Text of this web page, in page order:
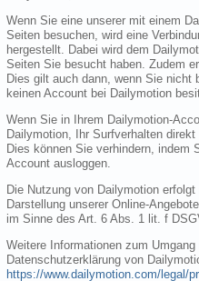
Wenn Sie eine unserer mit einem
Seiten besuchen, wird eine
hergestellt. Dabei wird dem
Seiten Sie besucht haben. Zudem
Dies gilt auch dann, wenn Sie nicht
keinen Account bei Dailymotion
Wenn Sie in Ihrem Dailymotion-
Dailymotion, Ihr Surfverhalten
Dies können Sie verhindern, indem
Account ausloggen.
Die Nutzung von Dailymotion
Darstellung unserer Online-
im Sinne des Art. 6 Abs. 1 lit. f
Weitere Informationen zum
Datenschutzerklärung von
https://www.dailymotion.com/legal/